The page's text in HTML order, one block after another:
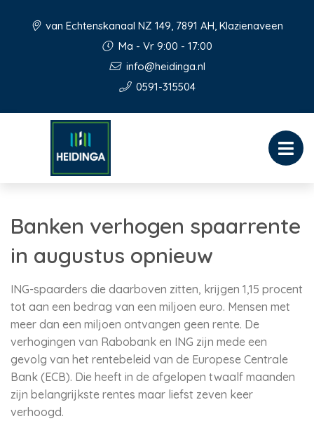
van Echtenskanaal NZ 149, 7891 AH, Klazienaveen
Ma - Vr 9:00 - 17:00
info@heidinga.nl
0591-315504
Banken verhogen spaarrente
in augustus opnieuw
ING-spaarders die daarboven zitten, krijgen 1,15 procent
tot aan een bedrag van een miljoen euro. Mensen met
meer dan een miljoen ontvangen geen rente. De
verhogingen van Rabobank en ING zijn mede een
gevolg van het rentebeleid van de Europese Centrale
Bank (ECB). Die heeft in de afgelopen twaalf maanden
zijn belangrijkste rentes maar liefst zeven keer
verhoogd.